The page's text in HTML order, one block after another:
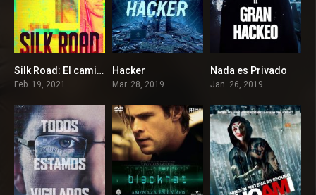
6Silk Road: El camino oculto
Feb. 19, 2021
Hacker
Mar. 28, 2019
Nada es Privado
Jan. 26, 2019